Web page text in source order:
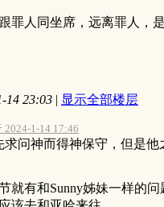
罪人同坐席，远离罪人，
14 23:03 | 显示全部楼层
2024-1-14 17:46
求问神而得神保守，但是
就有和Sunny姊妹一样的问